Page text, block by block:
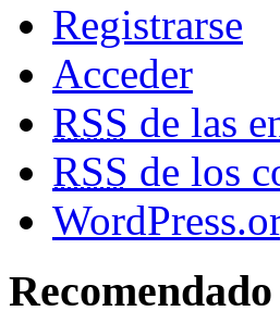
Registrarse
Acceder
RSS de las
RSS de los
Recomendado